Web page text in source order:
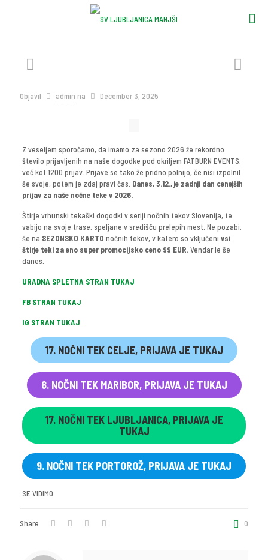
Objavil admin na December 3, 2025
Z veseljem sporočamo, da imamo za sezono 2026 že rekordno
število prijavljenih na naše dogodke pod okriljem FATBURN EVENTS,
več kot 1200 prijav. Prijave se tako že pridno polnijo, če nisi izpolnil
še svoje, potem je zdaj pravi čas. Danes, 3.12., je zadnji dan cenejših
prijav za naše nočne teke v 2026.
Štirje vrhunski tekaški dogodki v seriji nočnih tekov Slovenija, te
vabijo na svoje trase, speljane v središču prelepih mest. Ne pozabi,
še na SEZONSKO KARTO nočnih tekov, v katero so vključeni vsi
štirje teki zaeno super promocijsko ceno 99 EUR.Vendar le še
danes.
URADNA SPLETNA STRAN TUKAJ
FB STRAN TUKAJ
IG STRAN TUKAJ
17. NOČNI TEK CELJE, PRIJAVA JE TUKAJ
8. NOČNI TEK MARIBOR, PRIJAVA JE TUKAJ
17. NOČNI TEK LJUBLJANICA, PRIJAVA JE
TUKAJ
9. NOČNI TEK PORTOROŽ, PRIJAVA JE TUKAJ
SE VIDIMO
Share 0